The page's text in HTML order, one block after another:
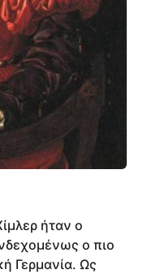
ήταν ο
ο πιο
Γερμανία. Ως